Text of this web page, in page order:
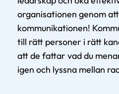
organisationen genom
kommunikationen!
till rätt personer i rätt
att de fattar vad du
igen och lyssna mellan